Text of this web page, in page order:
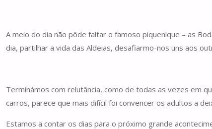
A meio do dia não pôde faltar o famoso piquenique – as
dia, partilhar a vida das Aldeias, desafiarmo-nos uns aos
Terminámos com relutância, como de todas as vezes em
carros, parece que mais difícil foi convencer os adultos a
Estamos a contar os dias para o próximo grande